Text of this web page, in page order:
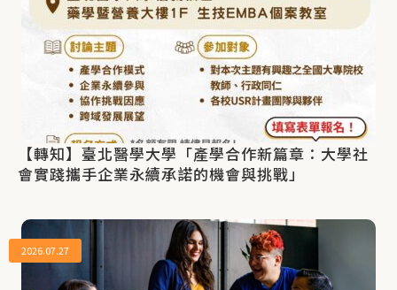
【轉知】臺北醫學大學「產學合作新篇章：大學社
會實踐攜手企業永續承諾的機會與挑戰」
2026.07.27